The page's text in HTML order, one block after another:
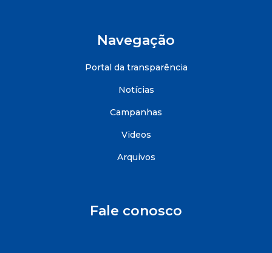
Navegação
Portal da transparência
Notícias
Campanhas
Videos
Arquivos
Fale conosco